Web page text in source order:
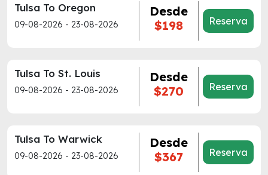
Tulsa To Oregon
09-08-2026 - 23-08-2026
Desde
$198
Reserva
Tulsa To St. Louis
09-08-2026 - 23-08-2026
Desde
$270
Reserva
Tulsa To Warwick
09-08-2026 - 23-08-2026
Desde
$367
Reserva